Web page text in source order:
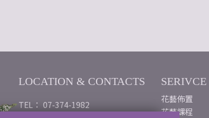
LOCATION & CONTACTS
TEL： 07-374-1982
SERIVCE
花藝佈置
花藝課程